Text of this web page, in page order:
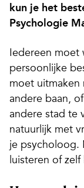
kun je het
Psychologie
Iedereen moet
persoonlijke
moet uitmaken
andere baan,
andere stad te
natuurlijk met
je psycholoog.
luisteren of